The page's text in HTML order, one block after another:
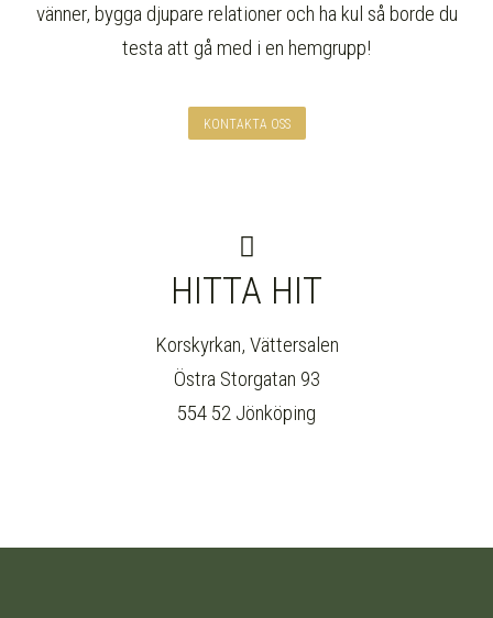
vänner, bygga djupare relationer och ha kul så borde du
testa att gå med i en hemgrupp!
KONTAKTA OSS
HITTA HIT
Korskyrkan, Vättersalen
Östra Storgatan 93
554 52 Jönköping